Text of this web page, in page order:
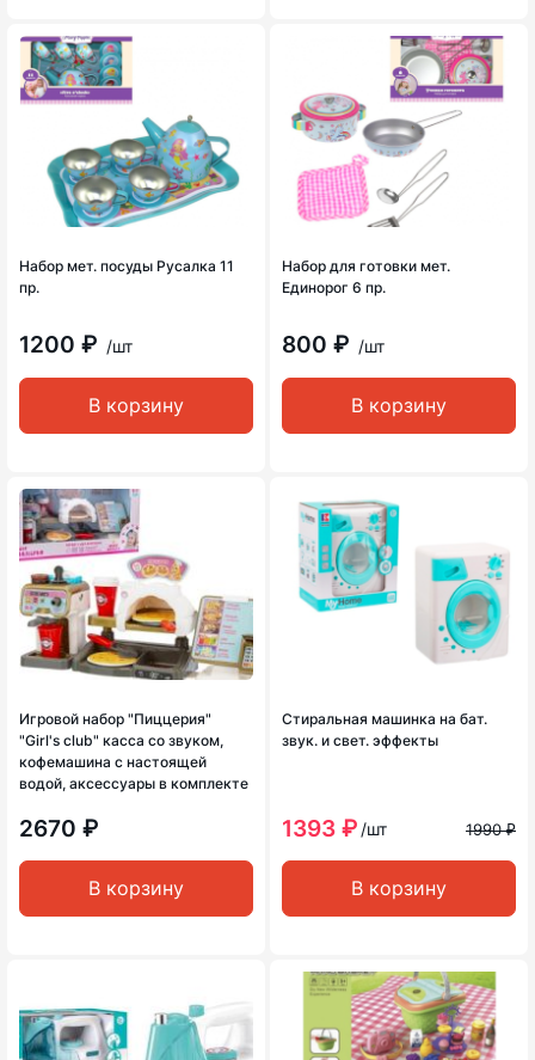
Набор мет. посуды Русалка 11
пр.
1200 ₽ /шт
В корзину
Набор для готовки мет.
Единорог 6 пр.
800 ₽ /шт
В корзину
Игровой набор "Пиццерия"
"Girl's club" касса со звуком,
кофемашина с настоящей
водой, аксессуары в комплекте
2670 ₽
В корзину
Стиральная машинка на бат.
звук. и свет. эффекты
1393 ₽ /шт 1990 ₽
В корзину